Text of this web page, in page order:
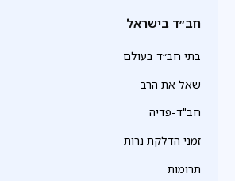
חב״ד בישראל
בתי חב״ד בעולם
שאל את הרב
חב"ד-פדיה
זמני הדלקת נרות
תרומות